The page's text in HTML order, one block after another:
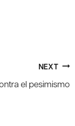
NEXT
el pesimismo